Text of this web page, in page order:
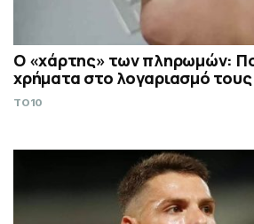
Ο «χάρτης» των πληρωμών:
χρήματα στο λογαριασμό
TO10